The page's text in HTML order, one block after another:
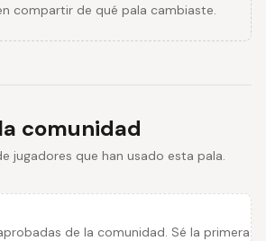
compartir de qué pala cambiaste.
comunidad
jugadores que han usado esta pala.
de la comunidad. Sé la primera